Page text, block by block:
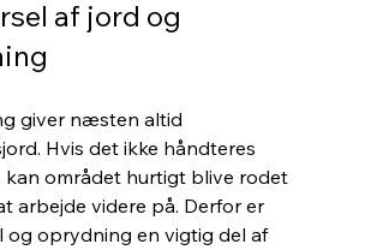
af jord og
giver næsten altid
Hvis det ikke håndteres
kan området hurtigt blive rodet
arbejde videre på. Derfor er
og oprydning en vigtig del af